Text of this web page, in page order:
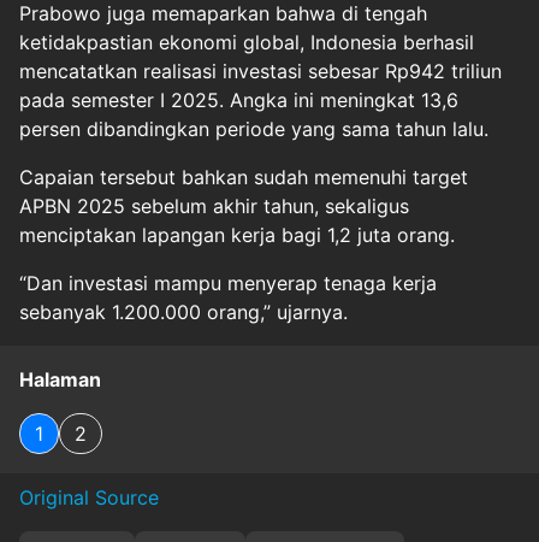
Prabowo juga memaparkan bahwa di tengah
ketidakpastian ekonomi global, Indonesia berhasil
mencatatkan realisasi investasi sebesar Rp942 triliun
pada semester I 2025. Angka ini meningkat 13,6
persen dibandingkan periode yang sama tahun lalu.
Capaian tersebut bahkan sudah memenuhi target
APBN 2025 sebelum akhir tahun, sekaligus
menciptakan lapangan kerja bagi 1,2 juta orang.
“Dan investasi mampu menyerap tenaga kerja
sebanyak 1.200.000 orang,” ujarnya.
Halaman
1 2
Original Source